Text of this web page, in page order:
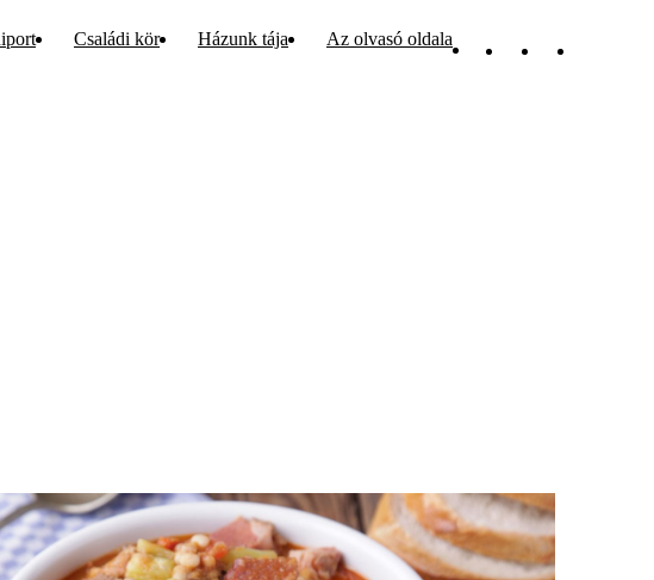
Családi kör Házunk tája Az olvasó oldala